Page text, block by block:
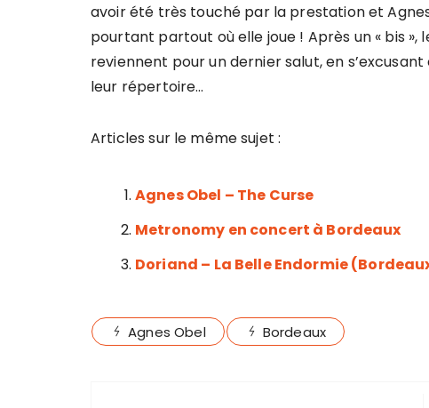
avoir été très touché par la prestation et
pourtant partout où elle joue ! Après un « bis »,
reviennent pour un dernier salut, en
leur répertoire…
Articles sur le même sujet :
Agnes Obel – The Curse
Metronomy en concert à Bordeaux
Doriand – La Belle Endormie
Agnes Obel Bordeaux